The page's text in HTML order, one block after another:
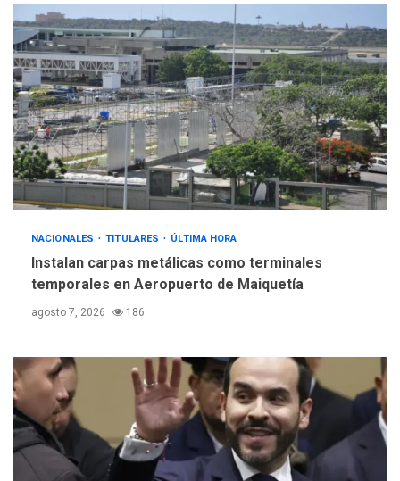
4
TITULARES
ÚLTIMA HORA
Gobierno y AN2015 en
nueva mesa de diálogo
INTERNACIONALES ÚLTIMA HORA
Hiroshima 81 años de la
debacle atómica. Japón
debate principios no
nucleares
NACIONALES TITULARES ÚLTIMA HORA
Instalan carpas metálicas como terminales
temporales en Aeropuerto de Maiquetía
agosto 7, 2026 186